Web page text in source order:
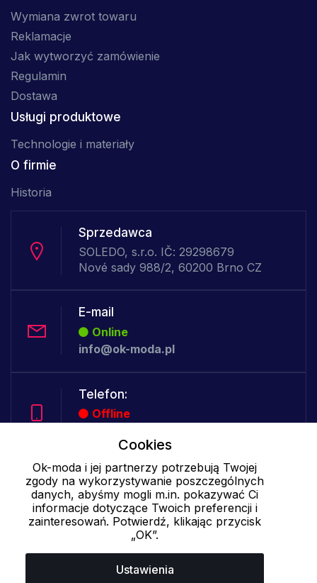
Wymiana zwrot towaru
Reklamacje
Jak wytworzyć zamówienie
Regulamin
Dostawa
Usługi produktowe
Technologie i materiały
O firmie
Historia
Sprzedawca
SOLEDO, s.r.o. IČ: 29298679
Nové sady 988/2, 60200 Brno CZ
E-mail
Online
info@ok-moda.pl
Telefon:
Offline
Cookies - szczegółowe ustawienia|Więcej informacji|
prywatności
Cookies
Ok-moda i jej partnerzy potrzebują Twojej
zgody na wykorzystywanie poszczególnych
danych, abyśmy mogli m.in. pokazywać Ci
informacje dotyczące Twoich preferencji i
zainteresowań. Potwierdź, klikając przycisk
„OK”.
Ustawienia